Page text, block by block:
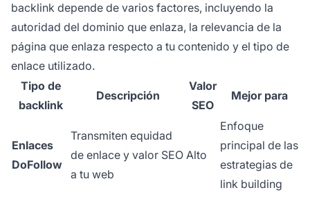
backlink depende de varios factores, incluyendo la
autoridad del dominio que enlaza, la relevancia de la
página que enlaza respecto a tu contenido y el tipo de
enlace utilizado.
Tipo de
backlink
Descripción
Valor
SEO
Mejor para
Enlaces
DoFollow
Transmiten equidad
de enlace y valor SEO
a tu web
Alto
Enfoque
principal de las
estrategias de
link building